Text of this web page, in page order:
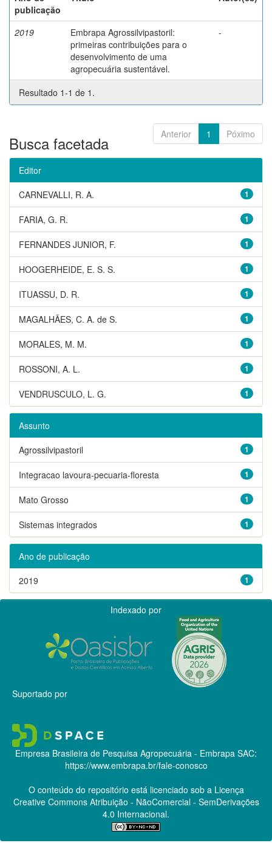
publicação
2019
Embrapa Agrossilvipastoril:
primeiras contribuições para o
desenvolvimento de uma
agropecuária sustentável.
-
Resultado 1-1 de 1.
Anterior 1 Póximo
Busca facetada
Editor
1
CARNEVALLI, R. A.
1
FARIA, G. R.
1
FERNANDES JUNIOR, F.
1
HOOGERHEIDE, E. S. S.
1
ITUASSU, D. R.
1
MAGALHÃES, C. A. de S.
1
MORALES, M. M.
1
ROSSONI, A. L.
1
VENDRUSCULO, L. G.
Assunto
1
Agrossilvipastoril
1
Integracao lavoura-pecuaria-floresta
1
Mato Grosso
1
Sistemas integrados
Ano de publicação
1
2019
Indexado por
Suportado por
Empresa Brasileira de Pesquisa Agropecuária - Embrapa SAC:
https://www.embrapa.br/fale-conosco
O conteúdo do repositório está licenciado sob a Licença
Creative CommonsAtribuição - NãoComercial - SemDerivações
4.0 Internacional.